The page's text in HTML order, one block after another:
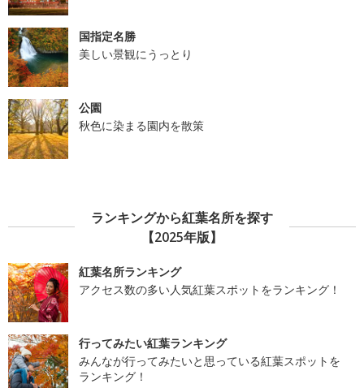
国指定名勝
美しい景観にうっとり
公園
秋色に染まる園内を散策
ランキングから紅葉名所を探す
【2025年版】
紅葉名所ランキング
アクセス数の多い人気紅葉スポットをランキング！
行ってみたい紅葉ランキング
みんなが行ってみたいと思っている紅葉スポットを
ランキング！